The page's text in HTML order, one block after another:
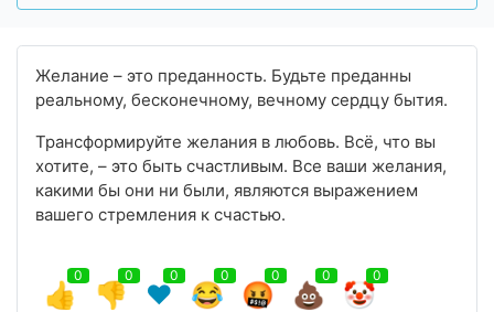
Желание – это преданность. Будьте преданны
реальному, бесконечному, вечному сердцу бытия.
Трансформируйте желания в любовь. Всё, что вы
хотите, – это быть счастливым. Все ваши желания,
какими бы они ни были, являются выражением
вашего стремления к счастью.
👍
0
👎
0
❤️
0
😂
0
🤬
0
💩
0
🤡
0